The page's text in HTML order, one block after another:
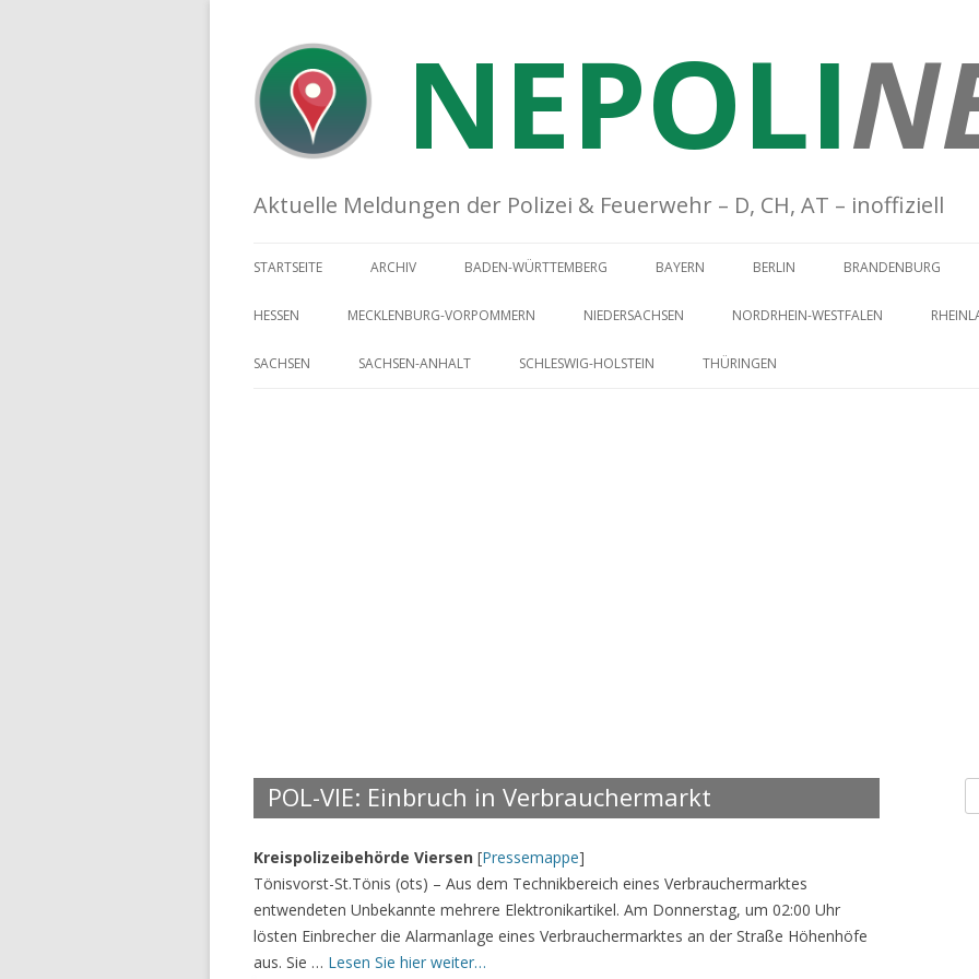
NEPOLI
Aktuelle Meldungen der Polizei & Feuerwehr – D, CH, AT – inoffiziell
STARTSEITE ARCHIV BADEN-WÜRTTEMBERG BAYERN BERLIN BRANDENBURG
HESSEN MECKLENBURG-VORPOMMERN NIEDERSACHSEN NORDRHEIN-WESTFALEN
SACHSEN SACHSEN-ANHALT SCHLESWIG-HOLSTEIN THÜRINGEN
POL-VIE: Einbruch in Verbrauchermarkt
Kreispolizeibehörde Viersen [Pressemappe]
Tönisvorst-St.Tönis (ots) – Aus dem Technikbereich eines Verbrauchermarktes
entwendeten Unbekannte mehrere Elektronikartikel. Am Donnerstag, um 02:00 Uhr
lösten Einbrecher die Alarmanlage eines Verbrauchermarktes an der Straße Höhenhöfe
aus. Sie … Lesen Sie hier weiter…